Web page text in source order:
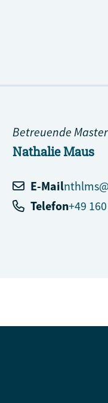
Nathalie Maus
Betreuende
E-Mail
Telefon+49